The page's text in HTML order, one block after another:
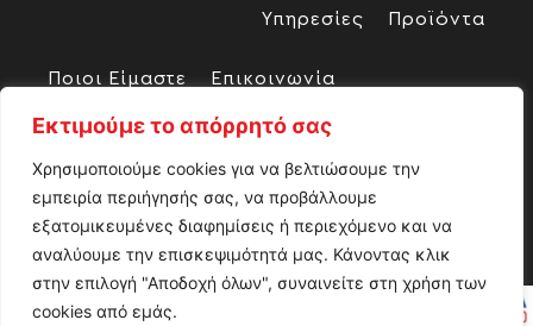
Εκτιμούμε το απόρρητό σας
Χρησιμοποιούμε cookies για να βελτιώσουμε την
εμπειρία περιήγησής σας, να προβάλλουμε
εξατομικευμένες διαφημίσεις ή περιεχόμενο και να
αναλύουμε την επισκεψιμότητά μας. Κάνοντας κλικ
στην επιλογή "Αποδοχή όλων", συναινείτε στη χρήση των
cookies από εμάς.
Υπηρεσίες Προϊόντα
Ποιοι Είμαστε Επικοινωνία
Ακολουθήστε μας: